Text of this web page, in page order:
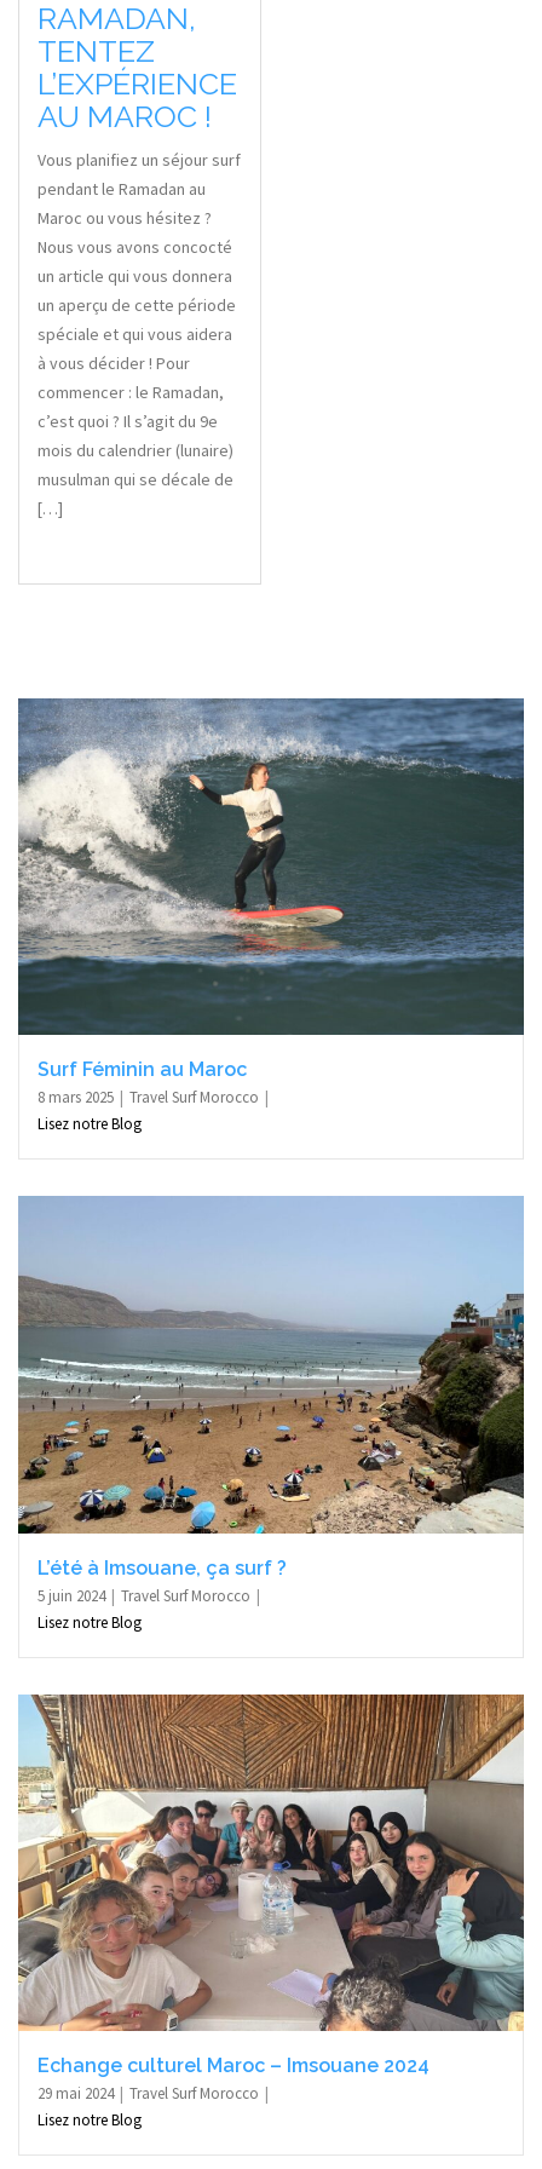
RAMADAN,
TENTEZ
L’EXPÉRIENCE
AU MAROC !
Vous planifiez un séjour surf
pendant le Ramadan au
Maroc ou vous hésitez ?
Nous vous avons concocté
un article qui vous donnera
un aperçu de cette période
spéciale et qui vous aidera
à vous décider ! Pour
commencer : le Ramadan,
c’est quoi ? Il s’agit du 9e
mois du calendrier (lunaire)
musulman qui se décale de
[…]
Surf Féminin au Maroc
8 mars 2025
Travel Surf Morocco
Lisez notre Blog
L’été à Imsouane, ça surf ?
5 juin 2024
Travel Surf Morocco
Lisez notre Blog
Echange culturel Maroc – Imsouane 2024
29 mai 2024
Travel Surf Morocco
Lisez notre Blog